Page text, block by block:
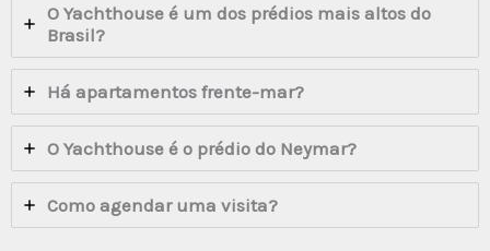
O Yachthouse é um dos prédios mais altos do
Brasil?
Há apartamentos frente-mar?
O Yachthouse é o prédio do Neymar?
Como agendar uma visita?